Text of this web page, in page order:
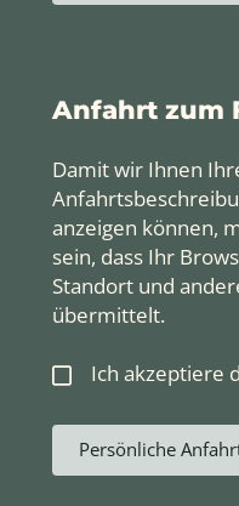
Anfahrt zum
Damit wir Ihnen
anzeigen können,
sein, dass Ihr
Standort und
übermittelt.
Ich akzeptiere
Persönliche